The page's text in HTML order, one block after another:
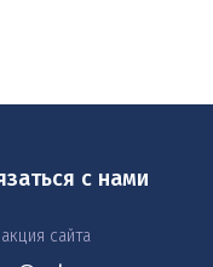
с нами
сайта